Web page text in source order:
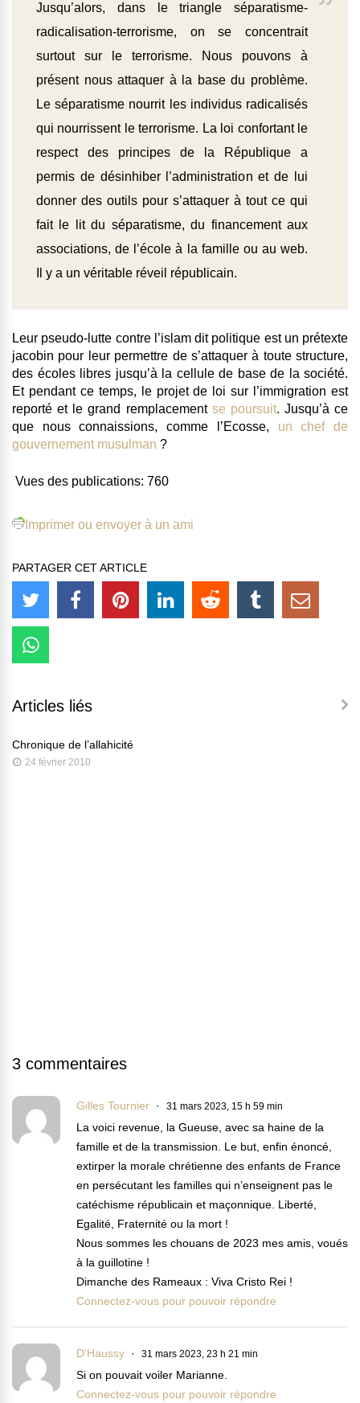
Jusqu’alors, dans le triangle séparatisme-
radicalisation-terrorisme, on se concentrait
surtout sur le terrorisme. Nous pouvons à
présent nous attaquer à la base du problème.
Le séparatisme nourrit les individus radicalisés
qui nourrissent le terrorisme. La loi confortant le
respect des principes de la République a
permis de désinhiber l’administration et de lui
donner des outils pour s’attaquer à tout ce qui
fait le lit du séparatisme, du financement aux
associations, de l’école à la famille ou au web.
Il y a un véritable réveil républicain.
Leur pseudo-lutte contre l’islam dit politique est un prétexte
jacobin pour leur permettre de s’attaquer à toute structure,
des écoles libres jusqu’à la cellule de base de la société.
Et pendant ce temps, le projet de loi sur l’immigration est
reporté et le grand remplacement se poursuit. Jusqu’à ce
que nous connaissions, comme l’Ecosse, un chef de
gouvernement musulman ?
Vues des publications: 760
Imprimer ou envoyer à un ami
PARTAGER CET ARTICLE
Articles liés
Chronique de l’allahicité
24 février 2010
3 commentaires
Gilles Tournier 31 mars 2023, 15 h 59 min
La voici revenue, la Gueuse, avec sa haine de la
famille et de la transmission. Le but, enfin énoncé,
extirper la morale chrétienne des enfants de France
en persécutant les familles qui n’enseignent pas le
catéchisme républicain et maçonnique. Liberté,
Egalité, Fraternité ou la mort !
Nous sommes les chouans de 2023 mes amis, voués
à la guillotine !
Dimanche des Rameaux : Viva Cristo Rei !
Connectez-vous pour pouvoir répondre
D'Haussy 31 mars 2023, 23 h 21 min
Si on pouvait voiler Marianne.
Connectez-vous pour pouvoir répondre